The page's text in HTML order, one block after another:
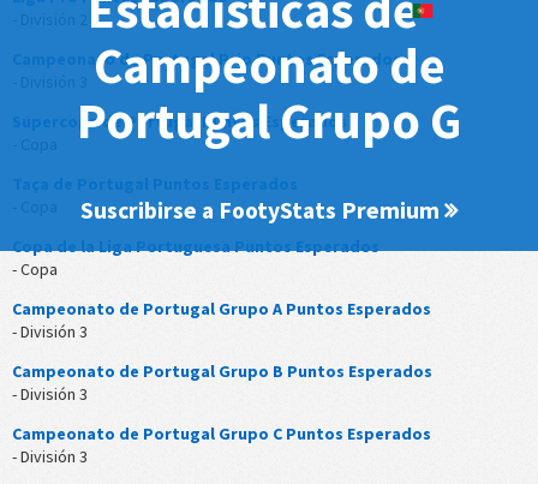
Campeonato de
Portugal Grupo G
Suscribirse a FootyStats Premium
Campeonato de Portugal Prio Puntos Esperados
Supercopa de Portugal Puntos Esperados
Taça de Portugal Puntos Esperados
Copa de la Liga Portuguesa Puntos Esperados
- Copa
Campeonato de Portugal Grupo A Puntos Esperados
- División 3
Campeonato de Portugal Grupo B Puntos Esperados
- División 3
Campeonato de Portugal Grupo C Puntos Esperados
- División 3